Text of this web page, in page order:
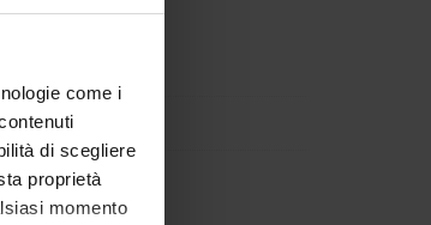
come i
di scegliere
proprietà
momento